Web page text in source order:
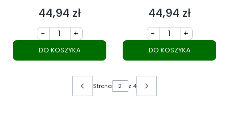
Cena
44,94 zł
- +
DO KOSZYKA
Cena
44,94 zł
- +
DO KOSZYKA
Strona z 4